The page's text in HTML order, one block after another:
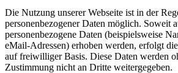
Die Nutzung unserer Webseite ist in der
personenbezogener Daten möglich. Soweit
personenbezogene Daten (beispielsweise
eMail-Adressen) erhoben werden, erfolgt
auf freiwilliger Basis. Diese Daten werden
Zustimmung nicht an Dritte weitergegeben.